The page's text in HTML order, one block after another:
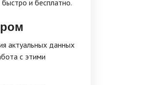
и бесплатно.
актуальных данных
с этими